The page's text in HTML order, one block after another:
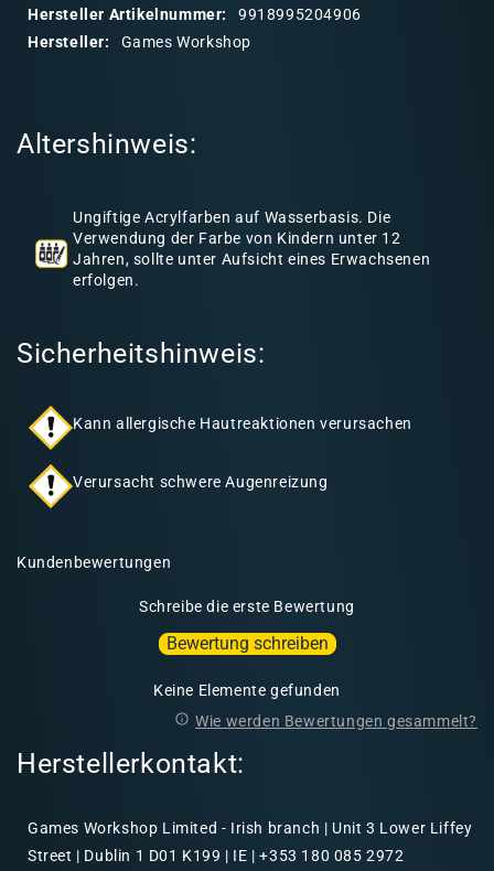
n
Hersteller Artikelnummer:
9918995204906
Hersteller:
Games Workshop
Altershinweis:
Ungiftige Acrylfarben auf Wasserbasis. Die
Verwendung der Farbe von Kindern unter 12
Jahren, sollte unter Aufsicht eines Erwachsenen
erfolgen.
Sicherheitshinweis:
Kann allergische Hautreaktionen verursachen
Verursacht schwere Augenreizung
Kundenbewertungen
Schreibe die erste Bewertung
Bewertung schreiben
Keine Elemente gefunden
Wie werden Bewertungen gesammelt?
Herstellerkontakt:
Games Workshop Limited - Irish branch | Unit 3 Lower Liffey
Street | Dublin 1 D01 K199 | IE | +353 180 085 2972